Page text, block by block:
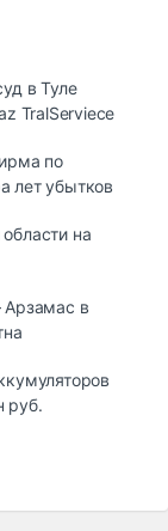
в Туле
TralServiece
по
лет убытков
на
Арзамас в
руб.